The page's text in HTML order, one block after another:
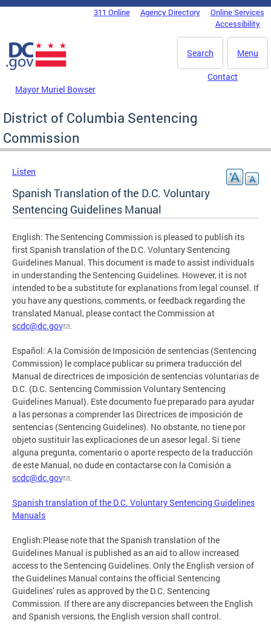
Skip to main content
DC Agency Top Menu311 Online Agency Directory
Online Services
Accessibility
Menu
Search
Mayor Muriel Bowser
Contact
District of Columbia Sentencing
Commission
Listen
Spanish Translation of the D.C. Voluntary
Sentencing Guidelines Manual
English: The Sentencing Commission is pleased to publish its
first Spanish translation of the D.C. Voluntary Sentencing
Guidelines Manual. This document is made to assist individuals
in understanding the Sentencing Guidelines. However, it is not
intended to be a substitute for explanations from legal counsel. If
you have any questions, comments, or feedback regarding the
translated Manual, please contact the Commission at
scdc@dc.gov
.
Español: A la Comisión de Imposición de sentencias (Sentencing
Commission) le complace publicar su primera traducción del
Manual de directrices de imposición de sentencias voluntarias de
D.C. (D.C. Sentencing Commission Voluntary Sentencing
Guidelines Manual). Este documento fue preparado para ayudar
a las personas a comprender las Directrices de imposición de
sentencias (Sentencing Guidelines). No obstante, no tiene por
objeto sustituir las explicaciones de un asesor legal. Si tiene
alguna pregunta, comentario o aporte respecto de la traducción
de este Manual, no dude en contactarse con la Comisión a
scdc@dc.gov
.
Spanish translation of the D.C. Voluntary Sentencing Guidelines
Manuals
English:Please note that the Spanish translation of the
Guidelines Manual is published as an aid to allow increased
access to the Sentencing Guidelines. Only the English version of
the Guidelines Manual contains the official Sentencing
Guidelines’ rules as approved by the D.C. Sentencing
Commission. If there are any discrepancies between the English
and Spanish versions, the English version shall control.